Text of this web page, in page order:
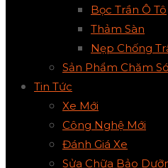
Bọc Trần Ô Tô
Thảm Sàn
Nẹp Chống
Sản Phẩm Chăm
Tin Tức
Xe Mới
Công Nghệ Mới
Đánh Giá Xe
Sửa Chữa Bảo